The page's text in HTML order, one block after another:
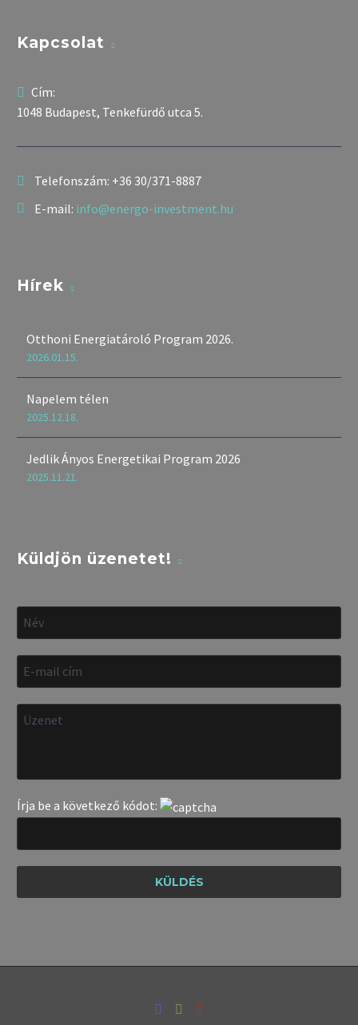
Kapcsolat
Cím:
1048 Budapest, Tenkefürdő utca 5.
Telefonszám: +36 30/371-8887
E-mail: info@energo-investment.hu
Hírek
Otthoni Energiatároló Program 2026.
2026.01.15.
Napelem télen
2025.12.18.
Jedlik Ányos Energetikai Program 2026
2025.11.21.
Küldjön üzenetet!
Írja be a következő kódot: